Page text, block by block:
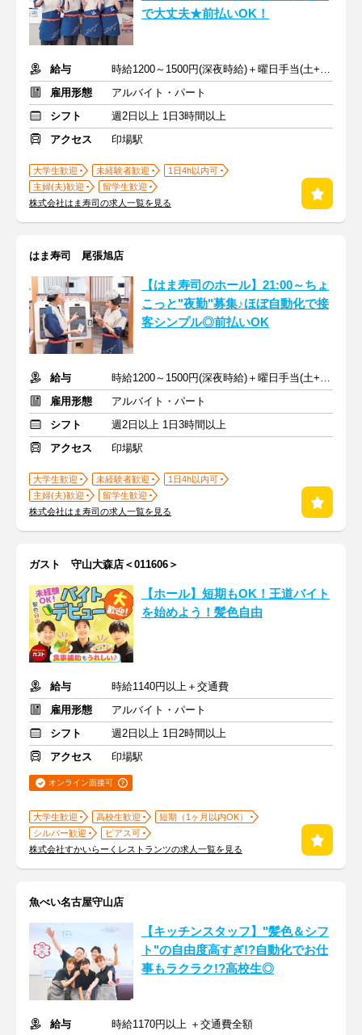
で大丈夫★前払いOK！
給与
時給1200～1500円(深夜時給)＋曜日手当(土+70円、日祝+100円)
雇用形態
アルバイト・パート
シフト
週2日以上 1日3時間以上
アクセス
印場駅
大学生歓迎 未経験者歓迎
1日4h以内可
主婦(夫)歓迎
留学生歓迎
株式会社はま寿司の求人一覧を見る
はま寿司 尾張旭店
【はま寿司のホール】21:00～ちょ
こっと"夜勤"募集♪ほぼ自動化で接
客シンプル◎前払いOK
給与
時給1200～1500円(深夜時給)＋曜日手当(土+70円、日祝+100円)
雇用形態
アルバイト・パート
シフト
週2日以上 1日3時間以上
アクセス
印場駅
大学生歓迎 未経験者歓迎
1日4h以内可
主婦(夫)歓迎
留学生歓迎
株式会社はま寿司の求人一覧を見る
ガスト 守山大森店＜011606＞
【ホール】短期もOK！王道バイト
を始めよう！髪色自由
給与
時給1140円以上＋交通費
雇用形態
アルバイト・パート
シフト
週2日以上 1日2時間以上
アクセス
印場駅
オンライン面接可
大学生歓迎 高校生歓迎
短期（1ヶ月以内OK）
シルバー歓迎
ピアス可
株式会社すかいらーくレストランツの求人一覧を見る
魚べい名古屋守山店
【キッチンスタッフ】"髪色＆シフ
ト"の自由度高すぎ!?自動化でお仕
事もラクラク!?高校生◎
給与 時給1170円以上 ＋交通費全額